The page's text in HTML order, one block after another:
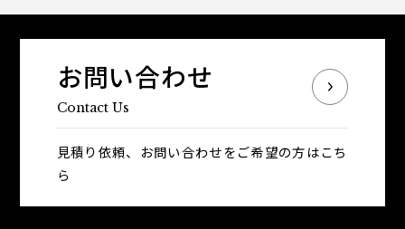
お問い合わせ
Contact Us
見積り依頼、お問い合わせをご希望の方はこち
ら